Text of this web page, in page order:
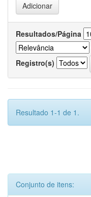
Resultados/Página
Registro(s)
Resultado 1-1 de 1.
Conjunto de itens: